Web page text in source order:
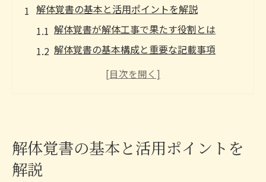
解体覚書の基本と活用ポイントを解説
解体覚書が解体工事で果たす役割とは
解体覚書の基本構成と重要な記載事項
解体工事で必要な覚書の雛形選びのコツ
境界問題対策に最適な解体覚書の記載方法
解体覚書の基本と活用ポイントを
解説